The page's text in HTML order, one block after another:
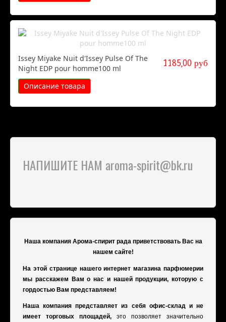
1185,00 руб
Issey Miyake Nuit d'Issey Pulse Of The
Night EDP pour homme100 ml
Описание товара
НАПИШИТЕ НАМ aroma-spirit@bk.ru
Наша компания Арома-спирит рада приветствовать Вас на
нашем сайте!
На этой странице нашего интернет магазина парфюмерии
мы расскажем Вам о нас и нашей продукции, которую с
гордостью Вам представляем!
Наша компания представляет из себя офис-склад и не
имеет торговых площадей, это позволяет значительно